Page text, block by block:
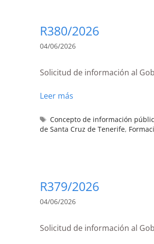
R380/2026
04/06/2026
Solicitud de información al
Leer más
Concepto de información
de Santa Cruz de Tenerife,
R379/2026
04/06/2026
Solicitud de información al